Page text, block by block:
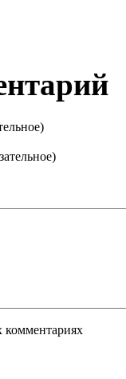
комментариях